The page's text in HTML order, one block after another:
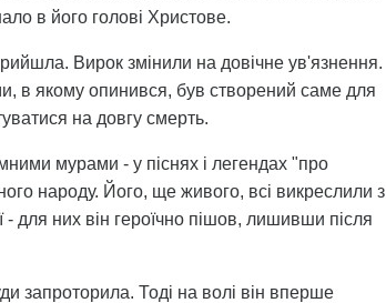
в його голові Христове.
Вирок змінили на довічне ув'язнення.
в якому опинився, був створений саме для
на довгу смерть.
мурами - у піснях і легендах "про
народу. Його, ще живого, всі викреслили з
- для них він героїчно пішов, лишивши після
запроторила. Тоді на волі він вперше